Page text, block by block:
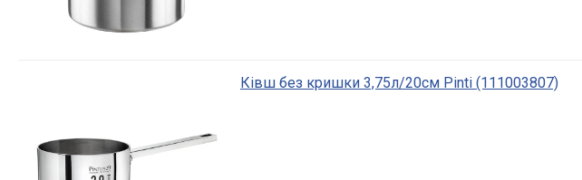
Ківш без кришки 3,75л/20см Pinti (111003807)